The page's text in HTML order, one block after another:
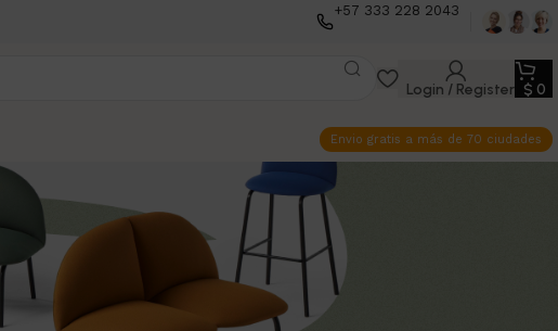
+57 333 228 2043
Login / Register $ 0
Envio gratis a más de 70 ciudades